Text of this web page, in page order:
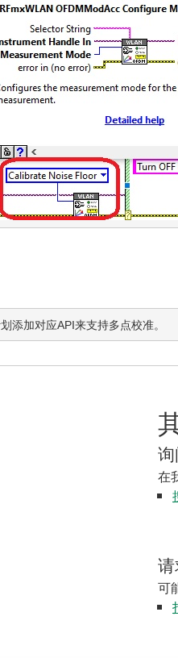
添加对应API来支持多点校准。
询
在
可